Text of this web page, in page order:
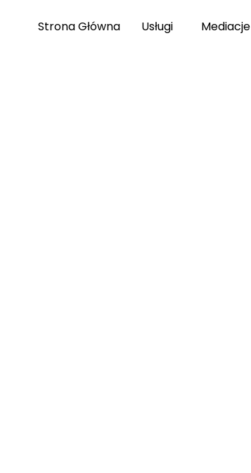
Strona Główna Usługi Mediacje